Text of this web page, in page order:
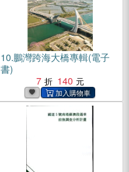
10.鵬灣跨海大橋專輯(電子
書)
7
140